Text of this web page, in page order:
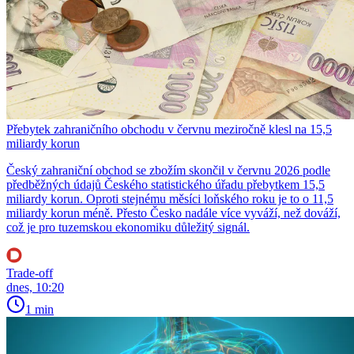
Přebytek zahraničního obchodu v červnu meziročně klesl na 15,5
miliardy korun
Český zahraniční obchod se zbožím skončil v červnu 2026 podle
předběžných údajů Českého statistického úřadu přebytkem 15,5
miliardy korun. Oproti stejnému měsíci loňského roku je to o 11,5
miliardy korun méně. Přesto Česko nadále více vyváží, než dováží,
což je pro tuzemskou ekonomiku důležitý signál.
Trade-off
dnes, 10:20
1 min